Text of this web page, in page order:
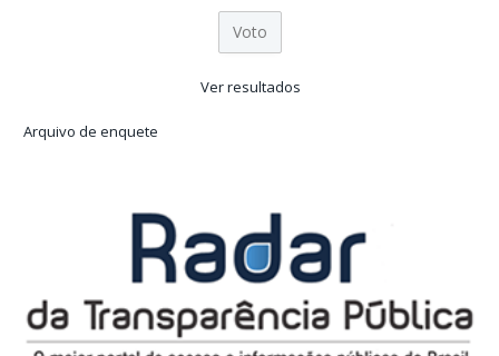
Ver resultados
Arquivo de enquete